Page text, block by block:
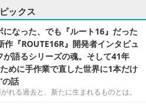
ピックス
になった、でも『ルート16』だった
『ROUTE16R』開発者インタビュ
が語るシリーズの魂。そして41年
めに手作業で直した世界に1本だけ
の話
れる過去と、新たに生まれるものとは。